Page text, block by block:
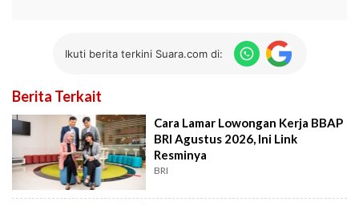
Ikuti berita terkini Suara.com di:
Berita Terkait
Cara Lamar Lowongan Kerja BBAP
BRI Agustus 2026, Ini Link
Resminya
BRI